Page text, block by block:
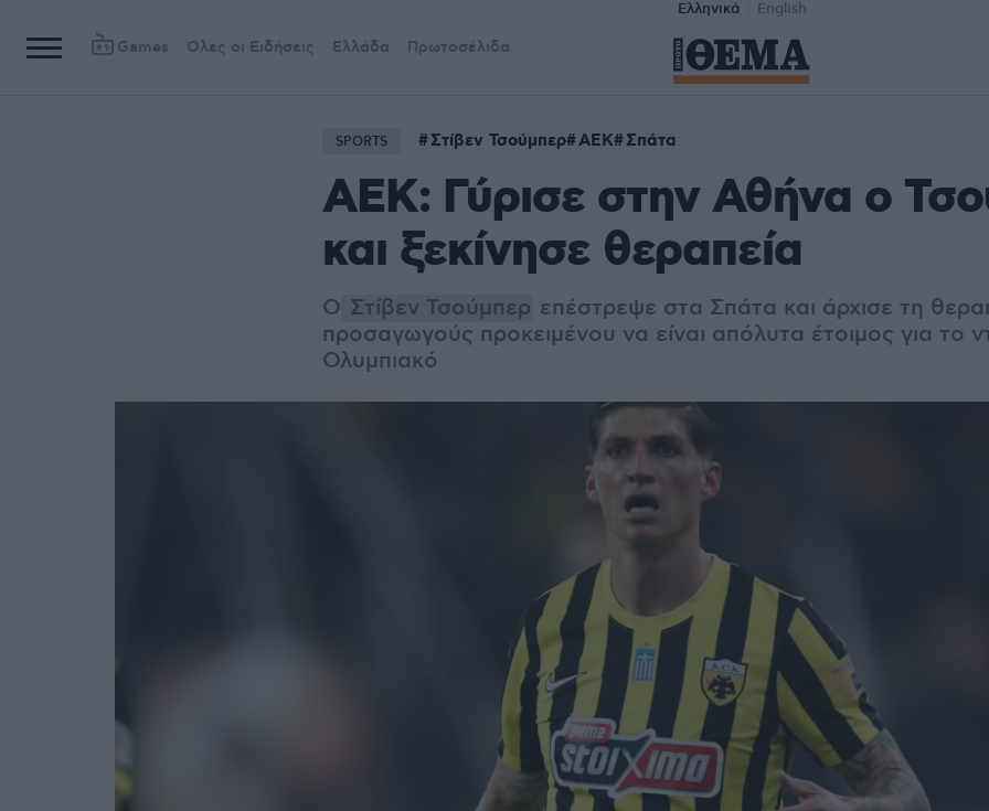
Ελληνικά English
Games Όλες οι Ειδήσεις Ελλάδα Πρωτοσέλιδα
SPORTS Στίβεν Τσούμπερ ΑΕΚ Σπάτα
ΑΕΚ: Γύρισε στην Αθήνα ο
και ξεκίνησε θεραπεία
Ο Στίβεν Τσούμπερ επέστρεψε στα Σπάτα και άρχισε τη
προσαγωγούς προκειμένου να είναι απόλυτα έτοιμος για το
Ολυμπιακό